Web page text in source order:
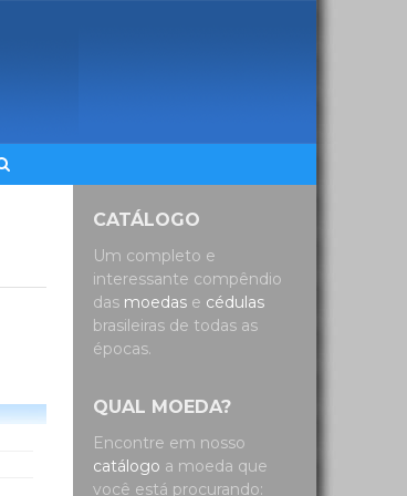
CATÁLOGO
Um completo e
interessante compêndio
das moedas e cédulas
brasileiras de todas as
épocas.
QUAL MOEDA?
Encontre em nosso
catálogo a moeda que
você está procurando: